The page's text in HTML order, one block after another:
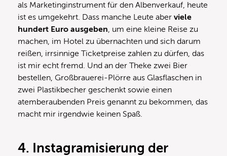
als Marketinginstrument für den Albenverkauf, heute
ist es umgekehrt. Dass manche Leute aber viele
hundert Euro ausgeben, um eine kleine Reise zu
machen, im Hotel zu übernachten und sich darum
reißen, irrsinnige Ticketpreise zahlen zu dürfen, das
ist mir echt fremd. Und an der Theke zwei Bier
bestellen, Großbrauerei-Plörre aus Glasflaschen in
zwei Plastikbecher geschenkt sowie einen
atemberaubenden Preis genannt zu bekommen, das
macht mir irgendwie keinen Spaß.
4. Instagramisierung der